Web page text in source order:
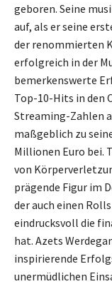
geboren. Seine
auf, als er seine
der renommierten
erfolgreich in der
bemerkenswerte
Top-10-Hits in den
Streaming-Zahlen
maßgeblich zu
Millionen Euro bei.
von
prägende Figur im
der auch einen
eindrucksvoll die
hat. Azets
inspirierende
unermüdlichen